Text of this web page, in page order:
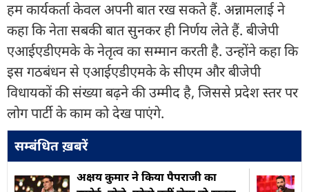
हम कार्यकर्ता केवल अपनी बात रख सकते हैं. अन्नामलाई ने
कहा कि नेता सबकी बात सुनकर ही निर्णय लेते हैं. बीजेपी
एआईएडीएमके के नेतृत्व का सम्मान करती है. उन्होंने कहा कि
इस गठबंधन से एआईएडीएमके के सीएम और बीजेपी
विधायकों की संख्या बढ़ने की उम्मीद है, जिससे प्रदेश स्तर पर
लोग पार्टी के काम को देख पाएंगे.
सम्बंधित ख़बरें
अक्षय कुमार ने किया पैपराजी का